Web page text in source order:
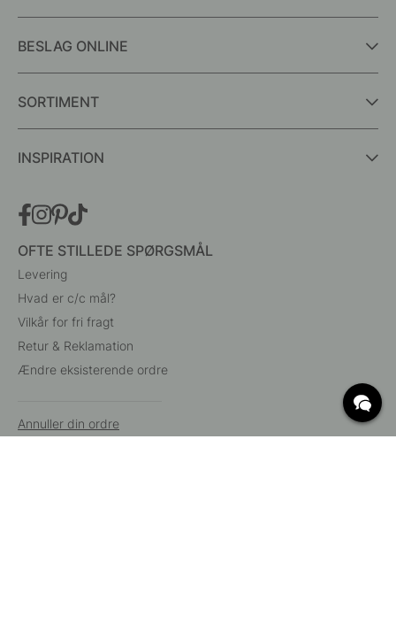
BESLAG ONLINE
SORTIMENT
INSPIRATION
OFTE STILLEDE SPØRGSMÅL
Levering
Hvad er c/c mål?
Vilkår for fri fragt
Retur & Reklamation
Ændre eksisterende ordre
Annuller din ordre